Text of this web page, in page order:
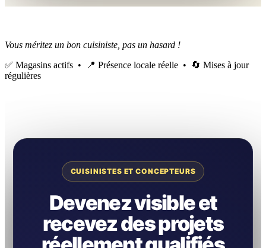
Vous méritez un bon cuisiniste, pas un hasard !
✅ Magasins actifs • 📍 Présence locale réelle • 🔄 Mises à jour
régulières
CUISINISTES ET CONCEPTEURS
Devenez visible et
recevez des projets